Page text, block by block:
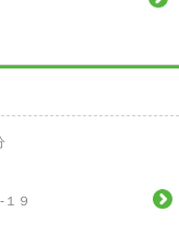
１９